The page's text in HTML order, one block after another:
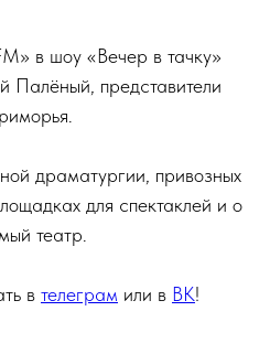
в шоу «Вечер в тачку»
Палёный, представители
драматургии, привозных
для спектаклей и о
театр.
в телеграм или в ВК!